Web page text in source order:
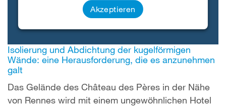
Akzeptieren
Isolierung und Abdichtung der kugelförmigen
Wände: eine Herausforderung, die es anzunehmen
galt
Das Gelände des Château des Pères in der Nähe
von Rennes wird mit einem ungewöhnlichen Hotel